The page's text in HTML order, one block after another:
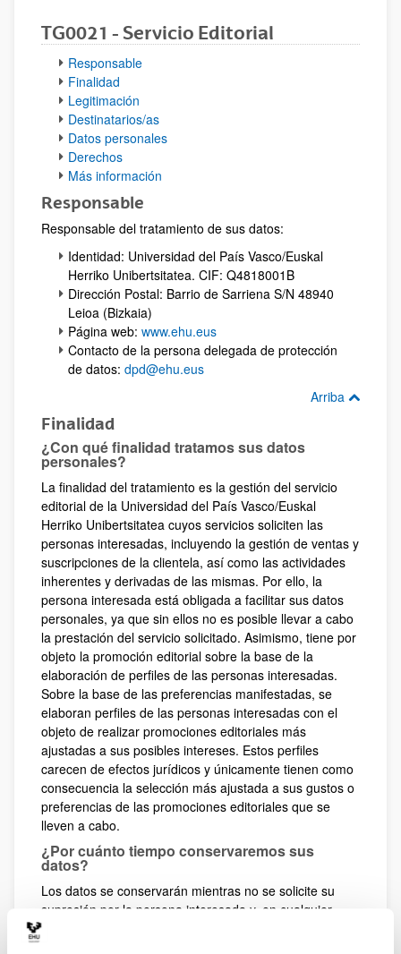
TG0021 - Servicio Editorial
Responsable
Finalidad
Legitimación
Destinatarios/as
Datos personales
Derechos
Más información
Responsable
Responsable del tratamiento de sus datos:
Identidad: Universidad del País Vasco/Euskal
Herriko Unibertsitatea. CIF: Q4818001B
Dirección Postal: Barrio de Sarriena S/N 48940
Leioa (Bizkaia)
Página web: www.ehu.eus
Contacto de la persona delegada de protección
de datos: dpd@ehu.eus
Arriba
Finalidad
¿Con qué finalidad tratamos sus datos
personales?
La finalidad del tratamiento es la gestión del servicio
editorial de la Universidad del País Vasco/Euskal
Herriko Unibertsitatea cuyos servicios soliciten las
personas interesadas, incluyendo la gestión de ventas y
suscripciones de la clientela, así como las actividades
inherentes y derivadas de las mismas. Por ello, la
persona interesada está obligada a facilitar sus datos
personales, ya que sin ellos no es posible llevar a cabo
la prestación del servicio solicitado. Asimismo, tiene por
objeto la promoción editorial sobre la base de la
elaboración de perfiles de las personas interesadas.
Sobre la base de las preferencias manifestadas, se
elaboran perfiles de las personas interesadas con el
objeto de realizar promociones editoriales más
ajustadas a sus posibles intereses. Estos perfiles
carecen de efectos jurídicos y únicamente tienen como
consecuencia la selección más ajustada a sus gustos o
preferencias de las promociones editoriales que se
lleven a cabo.
¿Por cuánto tiempo conservaremos sus
datos?
Los datos se conservarán mientras no se solicite su
supresión por la persona interesada y, en cualquier
caso, siempre que estén abiertos los plazos de recurso